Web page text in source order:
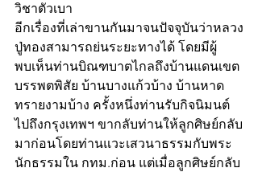
วิชาตัวเบา
อีกเรื่องที่เล่าขานกันมาจนปัจจุบันว่าหลวง
ปู่ทองสามารถย่นระยะทางได้ โดยมีผู้
พบเห็นท่านบิณฑบาตไกลถึงบ้านแดนเขต
บรรพตพิสัย บ้านบางแก้วบ้าง บ้านหาด
ทรายงามบ้าง ครั้งหนึ่งท่านรับกิจนิมนต์
ไปถึงกรุงเทพฯ ขากลับท่านให้ลูกศิษย์กลับ
มาก่อนโดยท่านแวะเสวนาธรรมกับพระ
นักธรรมใน กทม.ก่อน แต่เมื่อลูกศิษย์กลับ